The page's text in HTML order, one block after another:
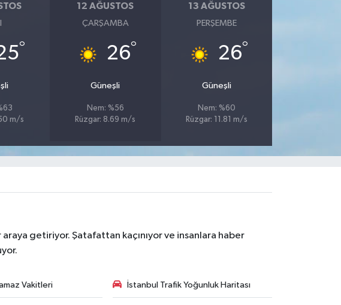
°
m/s
12 AĞUSTOS
ÇARŞAMBA
26°
Güneşli
Nem: %56
Rüzgar: 8.69 m/s
13 AĞUSTOS
PERŞEMBE
26°
Güneşli
Nem: %60
Rüzgar: 11.81 m/s
getiriyor. Şatafattan kaçınıyor ve insanlara haber
Vakitleri İstanbul Trafik Yoğunluk Haritası